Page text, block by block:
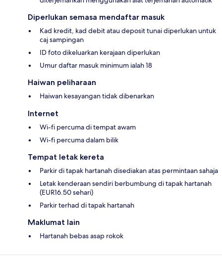
Diperlukan semasa mendaftar masuk
Kad kredit, kad debit atau deposit tunai diperlukan untuk
caj sampingan
ID foto dikeluarkan kerajaan diperlukan
Umur daftar masuk minimum ialah 18
Haiwan peliharaan
Haiwan kesayangan tidak dibenarkan
Internet
Wi-fi percuma di tempat awam
Wi-fi percuma dalam bilik
Tempat letak kereta
Parkir di tapak hartanah disediakan atas permintaan sahaja
Letak kenderaan sendiri berbumbung di tapak hartanah
(EUR16.50 sehari)
Parkir terhad di tapak hartanah
Maklumat lain
Hartanah bebas asap rokok